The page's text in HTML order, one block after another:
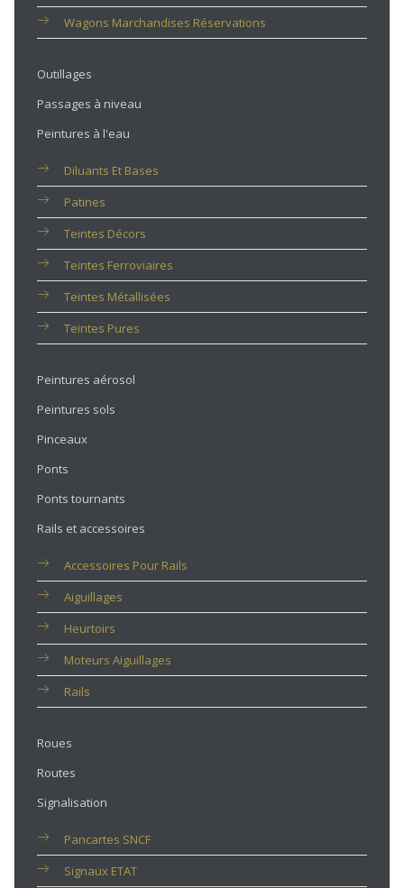
Wagons Marchandises Réservations
Outillages
Passages à niveau
Peintures à l'eau
Diluants Et Bases
Patines
Teintes Décors
Teintes Ferroviaires
Teintes Métallisées
Teintes Pures
Peintures aérosol
Peintures sols
Pinceaux
Ponts
Ponts tournants
Rails et accessoires
Accessoires Pour Rails
Aiguillages
Heurtoirs
Moteurs Aiguillages
Rails
Roues
Routes
Signalisation
Pancartes SNCF
Signaux ETAT